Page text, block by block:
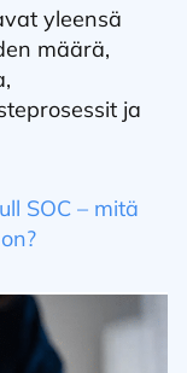
yleensä
määrä,
ja
SOC – mitä